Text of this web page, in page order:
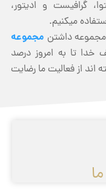
گرافیست و ادیتور،
میکنیم.
مجموعه داشتن مجموعه
خدا تا به امروز درصد
اند از فعالیت ما رضایت